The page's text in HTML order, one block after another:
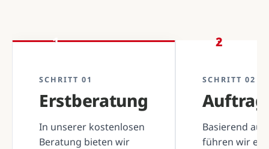
1
SCHRITT 01
Erstberatung
In unserer kostenlosen
Beratung bieten wir
2
SCHRITT 02
Basierend
führen wir